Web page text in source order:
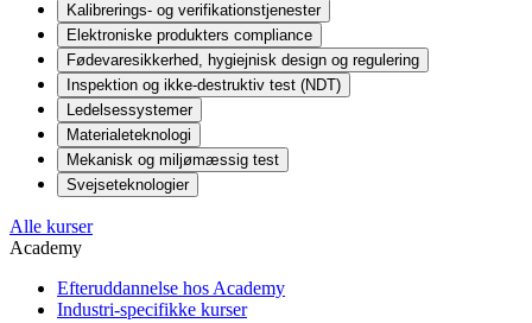
Kalibrerings- og verifikationstjenester
Elektroniske produkters compliance
Fødevaresikkerhed, hygiejnisk design og regulering
Inspektion og ikke-destruktiv test (NDT)
Ledelsessystemer
Materialeteknologi
Mekanisk og miljømæssig test
Svejseteknologier
Alle kurser
Academy
Efteruddannelse hos Academy
Industri-specifikke kurser